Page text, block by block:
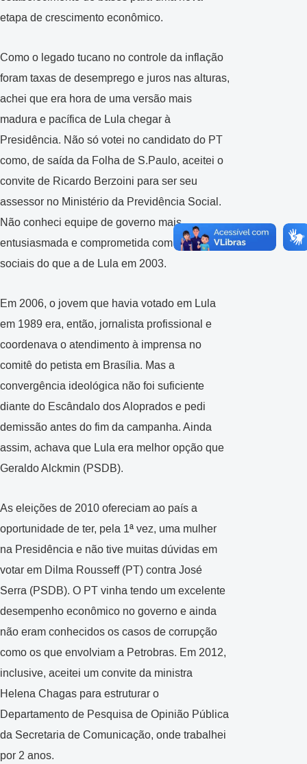
etapa de crescimento econômico.
Como o legado tucano no controle da inflação
foram taxas de desemprego e juros nas alturas,
achei que era hora de uma versão mais
madura e pacífica de Lula chegar à
Presidência. Não só votei no candidato do PT
como, de saída da Folha de S.Paulo, aceitei o
convite de Ricardo Berzoini para ser seu
assessor no Ministério da Previdência Social.
Não conheci equipe de governo mais
entusiasmada e comprometida com mudanças
sociais do que a de Lula em 2003.
Em 2006, o jovem que havia votado em Lula
em 1989 era, então, jornalista profissional e
coordenava o atendimento à imprensa no
comitê do petista em Brasília. Mas a
convergência ideológica não foi suficiente
diante do Escândalo dos Aloprados e pedi
demissão antes do fim da campanha. Ainda
assim, achava que Lula era melhor opção que
Geraldo Alckmin (PSDB).
As eleições de 2010 ofereciam ao país a
oportunidade de ter, pela 1ª vez, uma mulher
na Presidência e não tive muitas dúvidas em
votar em Dilma Rousseff (PT) contra José
Serra (PSDB). O PT vinha tendo um excelente
desempenho econômico no governo e ainda
não eram conhecidos os casos de corrupção
como os que envolviam a Petrobras. Em 2012,
inclusive, aceitei um convite da ministra
Helena Chagas para estruturar o
Departamento de Pesquisa de Opinião Pública
da Secretaria de Comunicação, onde trabalhei
por 2 anos.